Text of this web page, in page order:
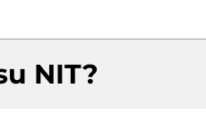
NIT?